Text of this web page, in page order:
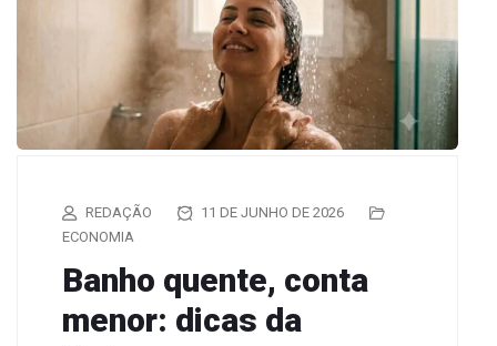
REDAÇÃO
11 DE JUNHO DE 2026
ECONOMIA
Banho quente, conta
menor: dicas da